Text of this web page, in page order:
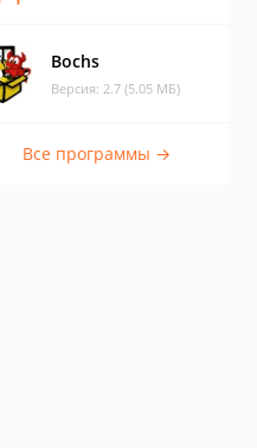
Bochs
Версия: 2.7 (5.05 МБ)
Все программы →